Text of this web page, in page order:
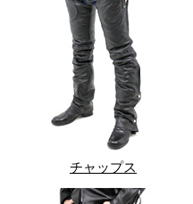
チャップス